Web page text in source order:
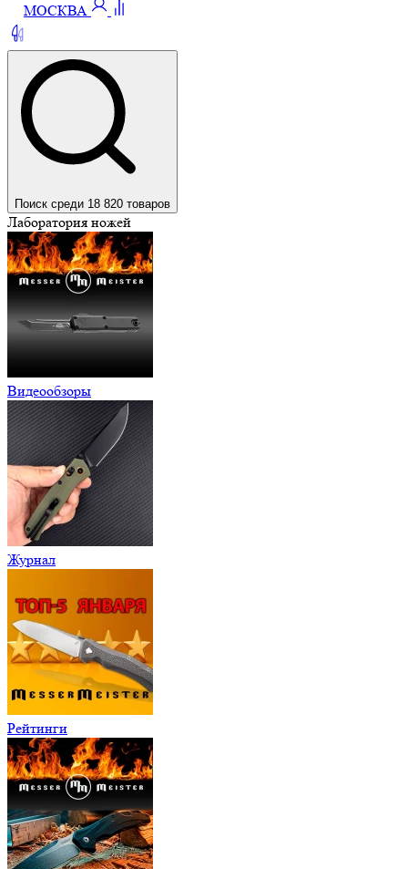
МОСКВА
Поиск среди 18 820 товаров
Лаборатория ножей
Видеообзоры
Журнал
Рейтинги